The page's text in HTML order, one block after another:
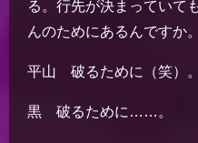
る。行先が決まっていて
んのためにあるんですか。
平山 破るために（笑）。
黒 破るために……。